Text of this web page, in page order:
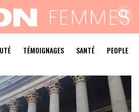
TÉMOIGNAGES SANTÉ PEOPLE